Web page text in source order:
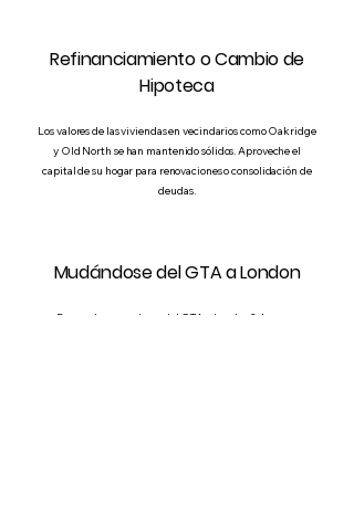
Refinanciamiento o Cambio de
Hipoteca
Los valores de las viviendas en vecindarios como Oakridge
y Old North se han mantenido sólidos. Aproveche el
capital de su hogar para renovaciones o consolidación de
deudas.
Mudándose del GTA a London
¿Pensando en mudarse del GTA a London? Asesoro a